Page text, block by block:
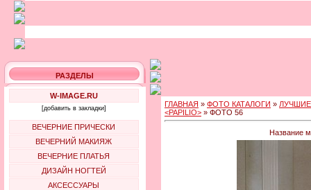
РАЗДЕЛЫ
W-IMAGE.RU
[добавить в закладки]
ВЕЧЕРНИЕ ПРИЧЕСКИ
ВЕЧЕРНИЙ МАКИЯЖ
ВЕЧЕРНИЕ ПЛАТЬЯ
ДИЗАЙН НОГТЕЙ
АКСЕССУАРЫ
ГЛАВНАЯ » ФОТО КАТАЛОГИ »
<PAPILIO> » ФОТО 56
Название